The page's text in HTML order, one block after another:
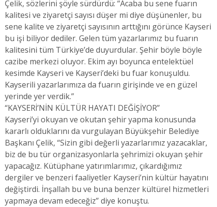
Çelik, sözlerini şöyle sürdürdü: “Acaba bu sene fuarın
kalitesi ve ziyaretçi sayısı düşer mi diye düşünenler, bu
sene kalite ve ziyaretçi sayısının arttığını görünce Kayseri
bu işi biliyor dediler. Gelen tüm yazarlarımız bu fuarın
kalitesini tüm Türkiye’de duyurdular. Şehir böyle böyle
cazibe merkezi oluyor. Ekim ayı boyunca entelektüel
kesimde Kayseri ve Kayseri’deki bu fuar konuşuldu.
Kayserili yazarlarımıza da fuarın girişinde ve en güzel
yerinde yer verdik.”
“KAYSERİ’NİN KÜLTÜR HAYATI DEĞİŞİYOR”
Kayseri’yi okuyan ve okutan şehir yapma konusunda
kararlı olduklarını da vurgulayan Büyükşehir Belediye
Başkanı Çelik, “Sizin gibi değerli yazarlarımız yazacaklar,
biz de bu tür organizasyonlarla şehrimizi okuyan şehir
yapacağız. Kütüphane yatırımlarımız, çıkardığımız
dergiler ve benzeri faaliyetler Kayseri’nin kültür hayatını
değiştirdi. İnşallah bu ve buna benzer kültürel hizmetleri
yapmaya devam edeceğiz” diye konuştu.